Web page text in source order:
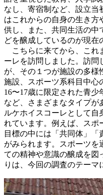
なし、寄宿制など、設立当
はこれからの自身の生き方
供し、また、共同生活の中
どを醸成しているのが現在
こちらに来てから、これ
ーレを訪問しました。訪問
が、その１つが施設の多様
施設、スポーツ系科目中心
16〜17歳に限定された青
など、さまざまなタイプが
ルケホイスコーレとして自
れています。例えば、スポ
目標の中には「共同体」
がみられます。スポーツを
ての精神や意識の醸成を図
りは、今回の調査のテーマ